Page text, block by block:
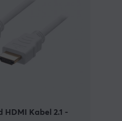
HDMI Kabel 2.1 -